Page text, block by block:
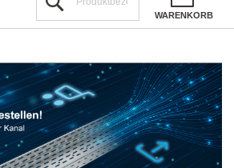
WARENKORB